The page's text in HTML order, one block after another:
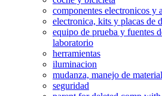
componentes electronicos y
electronica, kits y placas de
equipo de prueba y fuentes
laboratorio
herramientas
iluminacion
mudanza, manejo de
seguridad